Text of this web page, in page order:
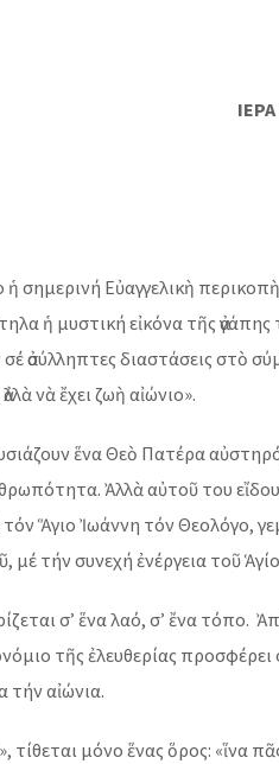
ἡ σημερινή Εὐαγγελικὴ
ἡ μυστική εἰκόνα τῆς
ἀσύλληπτες διαστάσεις στὸ
νὰ ἔχει ζωὴ αἰώνιο».
ἕνα Θεὸ Πατέρα
Ἀλλὰ αὐτοῦ του
τόν Ἅγιο Ἰωάννη τόν Θεολόγο,
τήν συνεχή ἐνέργεια τοῦ
σ’ ἕνα λαό, σ’ ἔνα τόπο.
τῆς ἐλευθερίας
τήν αἰώνια.
τίθεται μόνο ἕνας ὅρος: «ἵνα